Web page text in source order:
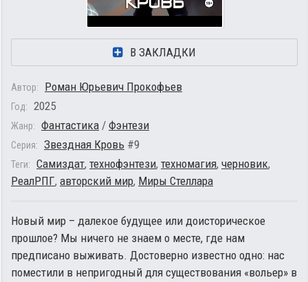
В ЗАКЛАДКИ
Автор: Роман Юрьевич Прокофьев
Год: 2025
Жанр: Фантастика / Фэнтези
Серия: Звездная Кровь #9
Теги: Самиздат, технофэнтези, техномагия, черновик,
РеалРПГ, авторский мир, Миры Стеллара
Новый мир – далекое будущее или доисторическое
прошлое? Мы ничего не знаем о месте, где нам
предписано выживать. Достоверно известно одно: нас
поместили в непригодный для существования «вольер» в